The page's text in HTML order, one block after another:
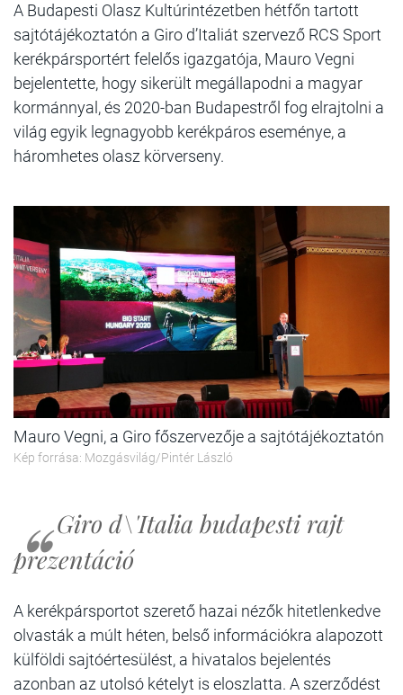
A Budapesti Olasz Kultúrintézetben hétfőn tartott
sajtótájékoztatón a Giro d’Italiát szervező RCS Sport
kerékpársportért felelős igazgatója, Mauro Vegni
bejelentette, hogy sikerült megállapodni a magyar
kormánnyal, és 2020-ban Budapestről fog elrajtolni a
világ egyik legnagyobb kerékpáros eseménye, a
háromhetes olasz körverseny.
Mauro Vegni, a Giro főszervezője a sajtótájékoztatón
Kép forrása: Mozgásvilág/Pintér László
Giro d\'Italia budapesti rajt
prezentáció
A kerékpársportot szerető hazai nézők hitetlenkedve
olvasták a múlt héten, belső információkra alapozott
külföldi sajtóértesülést, a hivatalos bejelentés
azonban az utolsó kételyt is eloszlatta. A szerződést